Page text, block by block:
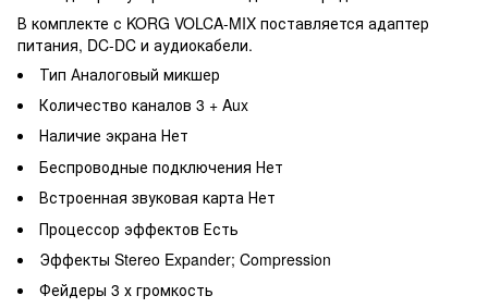
В комплекте с KORG VOLCA-MIX поставляется адаптер
питания, DC-DC и аудиокабели.
Тип Аналоговый микшер
Количество каналов 3 + Aux
Наличие экрана Нет
Беспроводные подключения Нет
Встроенная звуковая карта Нет
Процессор эффектов Есть
Эффекты Stereo Expander; Compression
Фейдеры 3 х громкость